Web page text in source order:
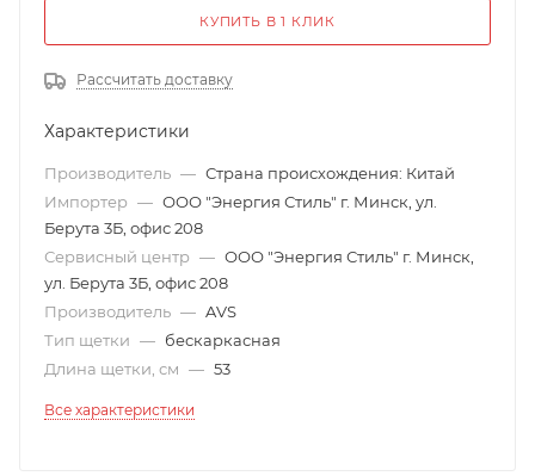
КУПИТЬ В 1 КЛИК
Рассчитать доставку
Характеристики
Производитель — Страна происхождения: Китай
Импортер — ООО "Энергия Стиль" г. Минск, ул.
Берута 3Б, офис 208
Сервисный центр — ООО "Энергия Стиль" г. Минск,
ул. Берута 3Б, офис 208
Производитель — AVS
Тип щетки — бескаркасная
Длина щетки, см — 53
Все характеристики